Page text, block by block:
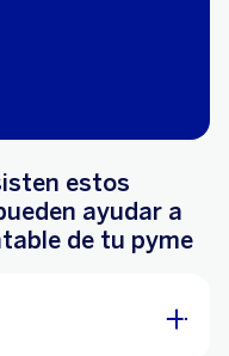
estos
ayudar a
de tu pyme